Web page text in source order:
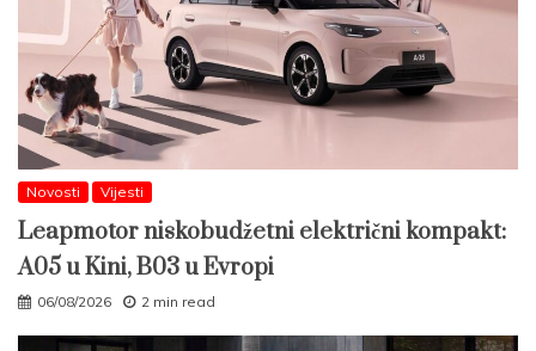
Novosti Vijesti
Leapmotor niskobudžetni električni kompakt:
A05 u Kini, B03 u Evropi
06/08/2026 2 min read